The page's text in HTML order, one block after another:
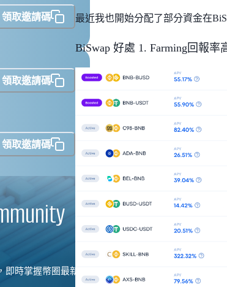
領取邀請碼
領取邀請碼
領取邀請碼
即時掌握幣圈最新資訊
最近我也開始分配了部分資金在
BiSwap 好處 1. Farming回報率